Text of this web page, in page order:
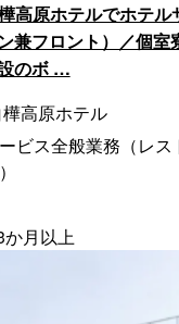
高原ホテルでホテル
兼フロント）／個室
のボ …
高原ホテル
ビス全般業務（レス
月以上